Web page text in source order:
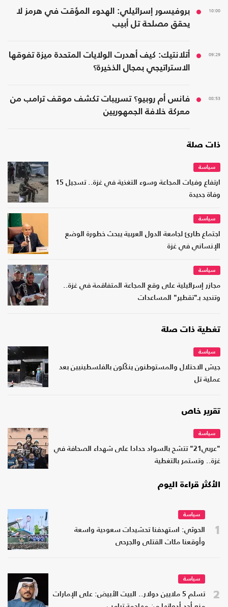
10:00
بروفيسور إسرائيلي: الهدوء المؤقت في هرمز لا
يحقق مصلحة تل أبيب
09:29
أتلانتيك: كيف أهدرت الولايات المتحدة ميزة تفوقها
الاستراتيجي بمجال الذخيرة؟
08:53
فانس أم روبيو؟ تسريبات تكشف موقف ترامب من
معركة خلافة الجمهوريين
ذات صلة
سياسة
ارتفاع وفيات المجاعة وسوء التغذية في غزة.. تسجيل 15
وفاة جديدة
سياسة
اجتماع طارئ لجامعة الدول العربية يبحث خطورة الوضع
الإنساني في غزة
سياسة
مجازر إسرائيلية على وقع المجاعة المتفاقمة في غزة..
وتنديد بـ"تقطير" المساعدات
تغطية ذات صلة
سياسة
جيش الاحتلال والمستوطنون ينكّلون بالفلسطينيين بعد
عملية تل
تقرير خاص
سياسة
"عربي21" تتشح بالسواد حدادا على شهداء الصحافة في
غزة.. وتستمر بالتغطية
الأكثر قراءة اليوم
1
سياسة
الحوثي: استهدفنا تحشيدات سعودية واسعة
وأوقعنا مئات القتلى والجرحى
2
سياسة
تسلم 5 ملايين دولار.. البيت الأبيض: على الإمارات